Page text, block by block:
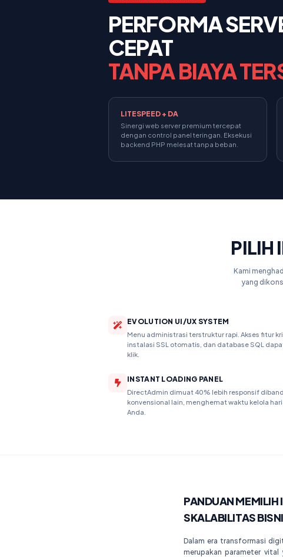
PERFORMA
CEPAT
TANPA BIAYA
LITESPEED + DA
Sinergi web server premium tercepat
dengan control panel teringan. Eksekusi
backend PHP melesat tanpa beban.
PILIH
Kami
yang
EVOLUTION UI/UX SYSTEM
Menu administrasi terstruktur rapi. Akses fitur
instalasi SSL otomatis, dan database SQL
klik.
INSTANT LOADING PANEL
DirectAdmin dimuat 40% lebih responsif
konvensional lain, menghemat waktu kelola
Anda.
PANDUAN MEMILIH
SKALABILITAS
Dalam era transformasi
merupakan parameter